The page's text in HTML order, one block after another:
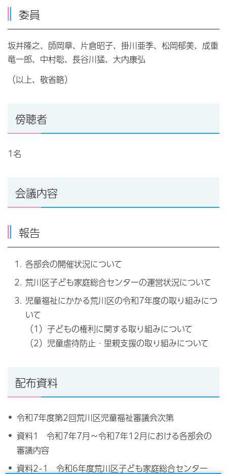
委員
坂井隆之、師岡章、片倉昭子、掛川亜季、松岡郁美、成重
竜一郎、中村聡、長谷川猛、大内康弘
（以上、敬省略）
傍聴者
1名
会議内容
報告
各部会の開催状況について
荒川区子ども家庭総合センターの運営状況について
児童福祉にかかる荒川区の令和7年度の取り組みにつ
いて
（1）子どもの権利に関する取り組みについて
（2）児童虐待防止・里親支援の取り組みについて
配布資料
令和7年度第2回荒川区児童福祉審議会次第
資料1 令和7年7月～令和7年12月における各部会の
審議内容
資料2-1 令和6年度荒川区子ども家庭総合センター